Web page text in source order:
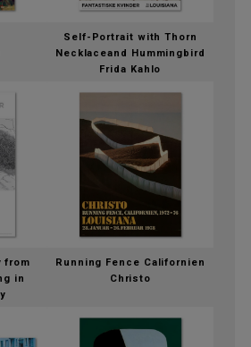
Self-Portrait with Thorn
Necklaceand Hummingbird
Frida Kahlo
from
in
Running Fence Californien
Christo